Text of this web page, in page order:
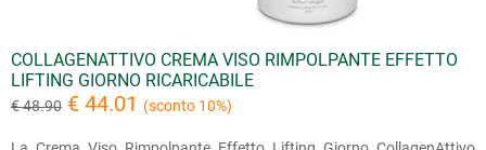
COLLAGENATTIVO CREMA VISO RIMPOLPANTE EFFETTO
LIFTING GIORNO RICARICABILE
€ 48.90 € 44.01 (sconto 10%)